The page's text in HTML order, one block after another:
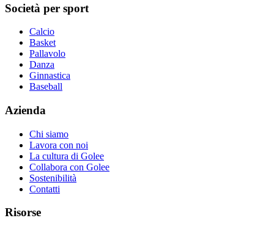
Società per sport
Calcio
Basket
Pallavolo
Danza
Ginnastica
Baseball
Azienda
Chi siamo
Lavora con noi
La cultura di Golee
Collabora con Golee
Sostenibilità
Contatti
Risorse